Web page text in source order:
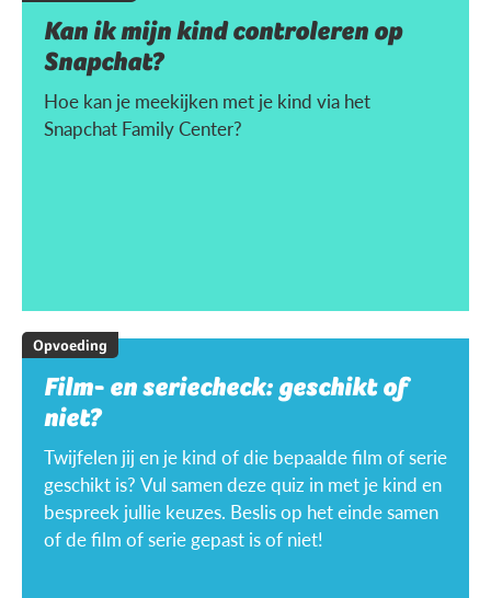
Kan ik mijn kind controleren op
Snapchat?
Hoe kan je meekijken met je kind via het
Snapchat Family Center?
Opvoeding
Film- en seriecheck: geschikt of
niet?
Twijfelen jij en je kind of die bepaalde film of serie
geschikt is? Vul samen deze quiz in met je kind en
bespreek jullie keuzes. Beslis op het einde samen
of de film of serie gepast is of niet!